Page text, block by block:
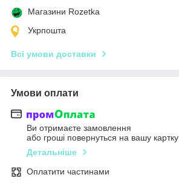
Магазини Rozetka
Укрпошта
Всі умови доставки
Умови оплати
Ви отримаєте замовлення
або гроші повернуться на вашу картку
Детальніше
Оплатити частинами